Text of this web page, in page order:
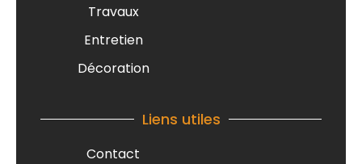
Travaux
Entretien
Décoration
Liens utiles
Contact